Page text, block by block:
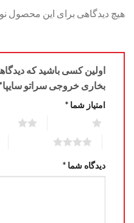
هیچ دیدگاهی برای این محصول
اولین کسی باشید که
بخاری خروجی سراتو
امتیاز شما *
دیدگاه شما *